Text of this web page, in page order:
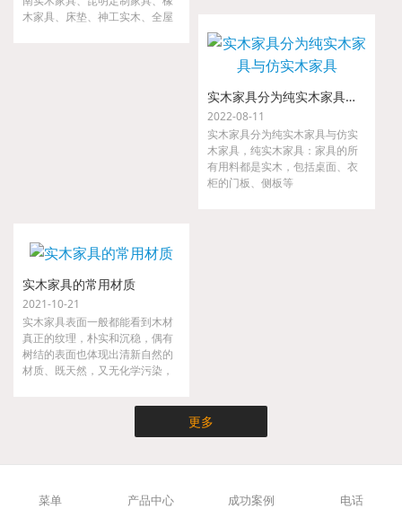
木家具、床垫、神工实木、全屋
象，大则整套家具变形，以至无
法使用。
实木家具分为纯实木家具与仿实木家具
2022-08-11
实木家具分为纯实木家具与仿实
木家具，纯实木家具：家具的所
有用料都是实木，包括桌面、衣
柜的门板、侧板等
实木家具的常用材质
2021-10-21
实木家具表面一般都能看到木材
真正的纹理，朴实和沉稳，偶有
树结的表面也体现出清新自然的
材质、既天然，又无化学污染，
现代都市人崇尚大自然的家具。
更多
菜单 产品中心 成功案例 电话